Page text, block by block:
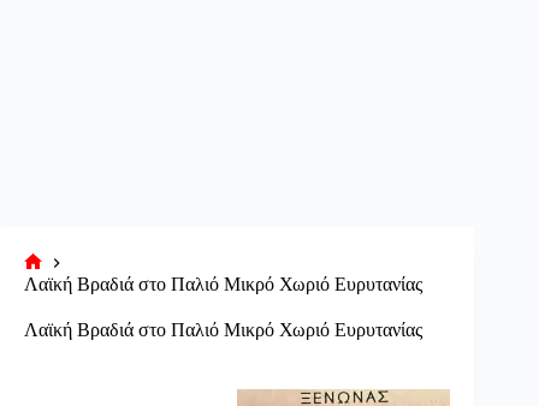
Αρχική
Λαϊκή Βραδιά στο Παλιό Μικρό Χωριό Ευρυτανίας
Λαϊκή Βραδιά στο Παλιό Μικρό Χωριό Ευρυτανίας